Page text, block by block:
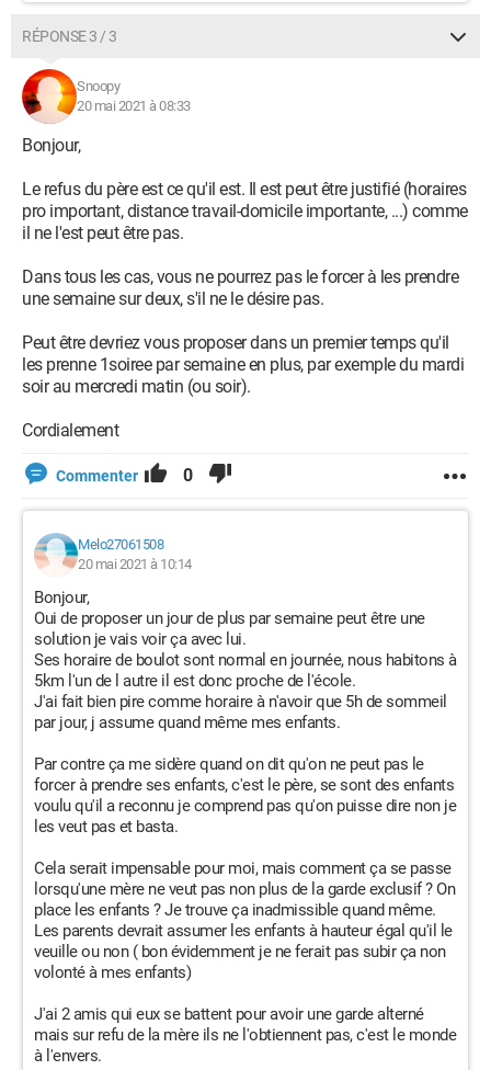
RÉPONSE 3 / 3
Snoopy
20 mai 2021 à 08:33
Bonjour,
Le refus du père est ce qu'il est. Il est peut être justifié (horaires
pro important, distance travail-domicile importante, ...) comme
il ne l'est peut être pas.
Dans tous les cas, vous ne pourrez pas le forcer à les prendre
une semaine sur deux, s'il ne le désire pas.
Peut être devriez vous proposer dans un premier temps qu'il
les prenne 1soiree par semaine en plus, par exemple du mardi
soir au mercredi matin (ou soir).
Cordialement
Commenter 0
Melo27061508
20 mai 2021 à 10:14
Bonjour,
Oui de proposer un jour de plus par semaine peut être une
solution je vais voir ça avec lui.
Ses horaire de boulot sont normal en journée, nous habitons à
5km l'un de l autre il est donc proche de l'école.
J'ai fait bien pire comme horaire à n'avoir que 5h de sommeil
par jour, j assume quand même mes enfants.
Par contre ça me sidère quand on dit qu'on ne peut pas le
forcer à prendre ses enfants, c'est le père, se sont des enfants
voulu qu'il a reconnu je comprend pas qu'on puisse dire non je
les veut pas et basta.
Cela serait impensable pour moi, mais comment ça se passe
lorsqu'une mère ne veut pas non plus de la garde exclusif ? On
place les enfants ? Je trouve ça inadmissible quand même.
Les parents devrait assumer les enfants à hauteur égal qu'il le
veuille ou non ( bon évidemment je ne ferait pas subir ça non
volonté à mes enfants)
J'ai 2 amis qui eux se battent pour avoir une garde alterné
mais sur refu de la mère ils ne l'obtiennent pas, c'est le monde
à l'envers.